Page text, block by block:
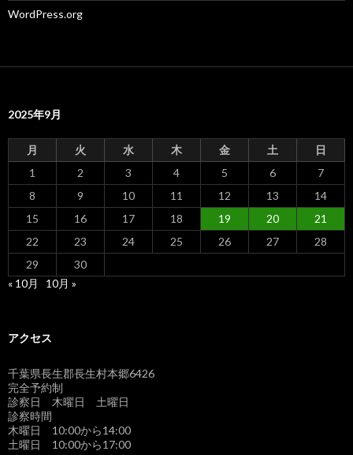
WordPress.org
2025年9月
月 火 水 木 金 土
日
1
2 3 4 5 6
7
8
9 10 11 12 13
14
15
16 17 18 19 20
21
22
23 24 25 26 27
28
29
30
« 10月
10月 »
アクセス
千葉県長生郡長生村本郷6426
完全予約制
診察日 木曜日 土曜日
診察時間
木曜日 10:00から14:00
土曜日 10:00から17:00